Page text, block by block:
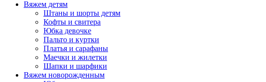
Вяжем детям
Штаны и шорты детям
Кофты и свитера
Юбка девочке
Пальто и куртки
Платья и сарафаны
Маечки и жилетки
Шапки и шарфики
Вяжем новорожденным